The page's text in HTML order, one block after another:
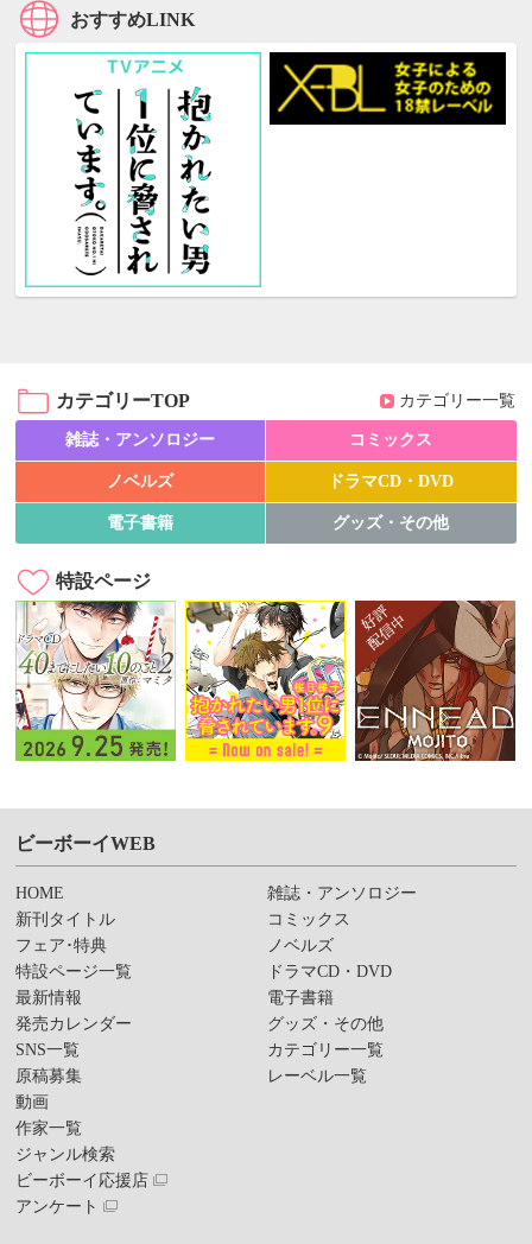
おすすめLINK
カテゴリーTOP カテゴリー一覧
雑誌・アンソロジー コミックス
ノベルズ ドラマCD・DVD
電子書籍 グッズ・その他
特設ページ
ビーボーイWEB
HOME
新刊タイトル
フェア･特典
特設ページ一覧
最新情報
発売カレンダー
SNS一覧
原稿募集
動画
作家一覧
ジャンル検索
ビーボーイ応援店
アンケート
雑誌・アンソロジー
コミックス
ノベルズ
ドラマCD・DVD
電子書籍
グッズ・その他
カテゴリー一覧
レーベル一覧